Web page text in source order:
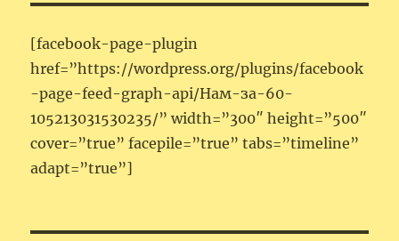
[facebook-page-plugin
href=”https://wordpress.org/plugins/facebook
-page-feed-graph-api/Нам-за-60-
105213031530235/” width=”300″ height=”500″
cover=”true” facepile=”true” tabs=”timeline”
adapt=”true”]